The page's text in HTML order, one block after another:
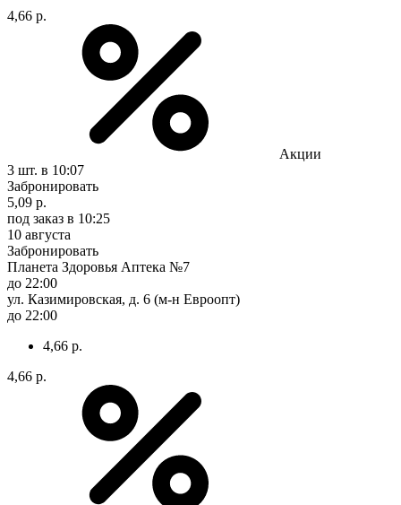
4,66 р.
Акции
3 шт. в 10:07
Забронировать
5,09 р.
под заказ в 10:25
10 августа
Забронировать
Планета Здоровья Аптека №7
до 22:00
ул. Казимировская, д. 6 (м-н Евроопт)
до 22:00
4,66 р.
4,66 р.